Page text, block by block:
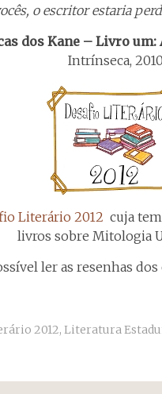
o escritor estaria
dos Kane – Livro
Intrínseca,
Literário 2012 cuja
livros sobre Mitologia
ler as resenhas
2012, Literatura